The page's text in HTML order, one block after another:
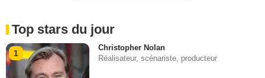
Top stars du jour
1
Christopher Nolan
Réalisateur, scénariste, producteur